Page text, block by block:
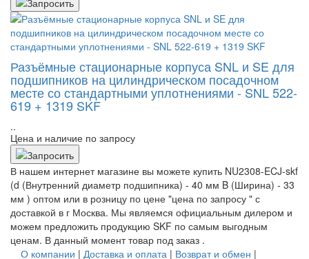
Разъёмные стационарные корпуса SNL и SE для
подшипников на цилиндрическом посадочном
месте со стандартными уплотнениями - SNL 522-
619 + 1319 SKF
..
Цена и наличие по запросу
В нашем интернет магазине вы можете купить NU2308-ECJ-skf
(d (Внутренний диаметр подшипника) - 40 мм B (Ширина) - 33
мм ) оптом или в розницу по цене "цена по запросу " с
доставкой в г Москва. Мы являемся официальным дилером и
можем предложить продукцию SKF по самым выгодным
ценам. В данный момент товар под заказ .
О компании | Доставка и оплата | Возврат и обмен |